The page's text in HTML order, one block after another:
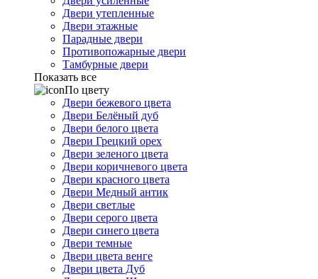
Двери утепленные
Двери этажные
Парадные двери
Противопожарные двери
Тамбурные двери
Показать все
По цвету
Двери бежевого цвета
Двери Белёный дуб
Двери белого цвета
Двери Грецкий орех
Двери зеленого цвета
Двери коричневого цвета
Двери красного цвета
Двери Медный антик
Двери светлые
Двери серого цвета
Двери синего цвета
Двери темные
Двери цвета венге
Двери цвета Дуб